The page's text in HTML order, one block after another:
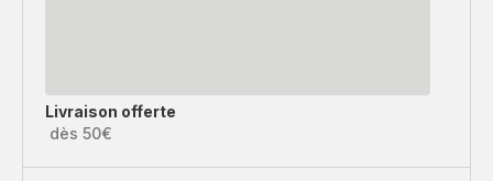
Livraison offerte
dès 50€